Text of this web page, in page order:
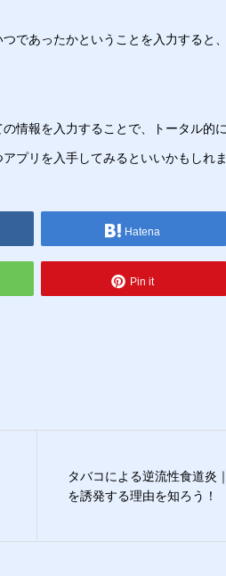
であったかということを入力すると
情報を入力することで、トータル的
プリを入手してみるといいかもしれま
Hatena
Pin it
タバコによる逆流性食道炎
を誘発する理由を知ろう！